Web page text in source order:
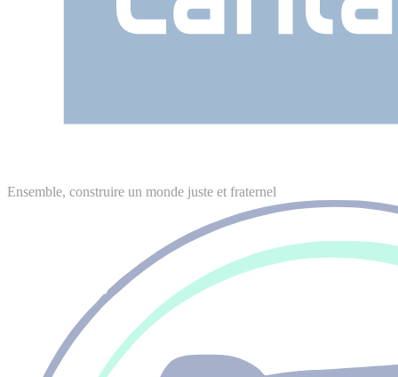
Ensemble, construire un monde juste et fraternel